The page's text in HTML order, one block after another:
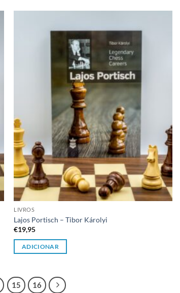
LIVROS
Lajos Portisch – Tibor Károlyi
€19,95
ADICIONAR
15 16